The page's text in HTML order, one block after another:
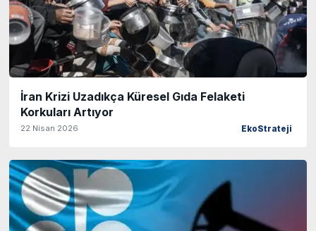
İran Krizi Uzadıkça Küresel Gıda Felaketi
Korkuları Artıyor
22 Nisan 2026 EkoStrateji